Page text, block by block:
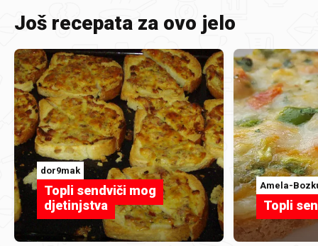
Još recepata za ovo jelo
dor9mak
Topli sendviči mog
djetinjstva
Amela-
Topli